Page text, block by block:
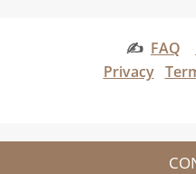
✍ FAQ
Privacy